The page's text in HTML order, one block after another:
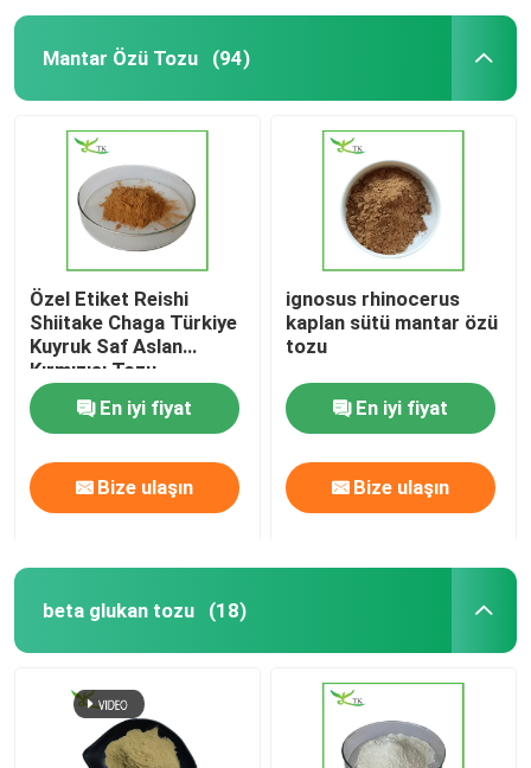
Mantar Özü Tozu (94)
Özel Etiket Reishi
Shiitake Chaga Türkiye
Kuyruk Saf Aslan
Kırmızısı Tozu
En iyi fiyat
Bize ulaşın
ignosus rhinocerus
kaplan sütü mantar özü
tozu
En iyi fiyat
Bize ulaşın
beta glukan tozu (18)